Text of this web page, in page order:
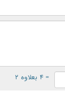
= ۴ بعلاوه ۲